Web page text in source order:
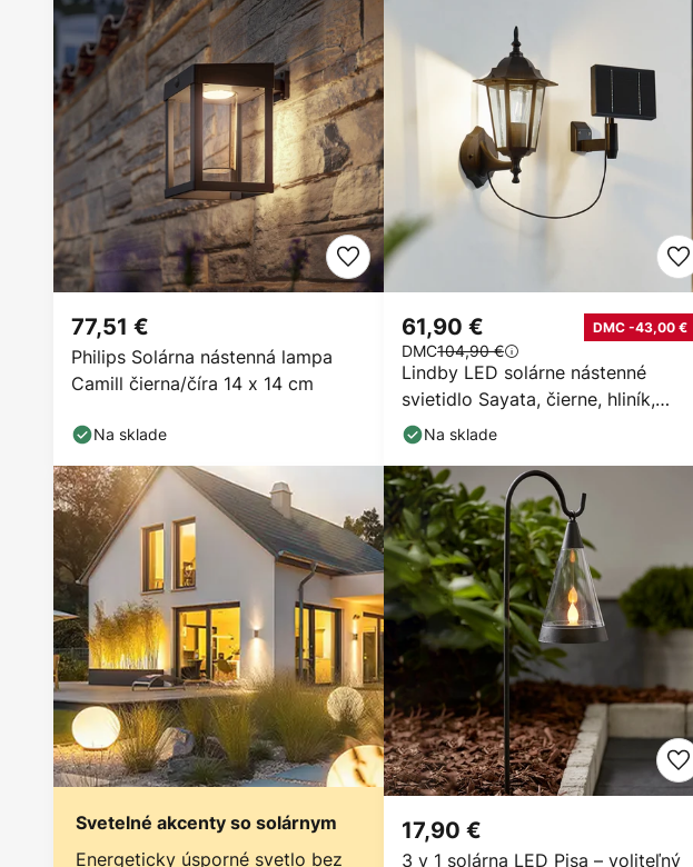
Philips Solárna nástenná lampa
Camill čierna/číra 14 x 14 cm
77,51 €
Na sklade
Lindby LED solárne nástenné
svietidlo Sayata, čierne, hliník,
lucerna
61,90 € DMC -43,00 €
DMC104,90 €
Na sklade
Svetelné akcenty so solárnym
Energeticky úsporné svetlo bez
3 v 1 solárna LED Pisa – voliteľný
17,90 €